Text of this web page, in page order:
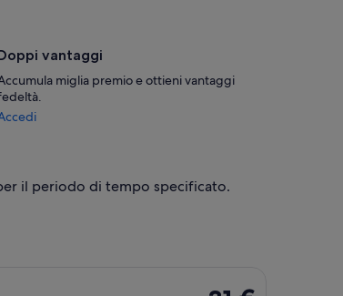
vantaggi
miglia premio e ottieni vantaggi
il periodo di tempo specificato.